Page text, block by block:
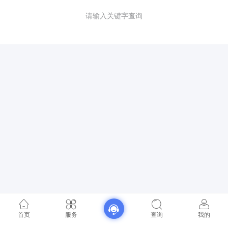
请输入关键字查询
首页 服务 查询 我的